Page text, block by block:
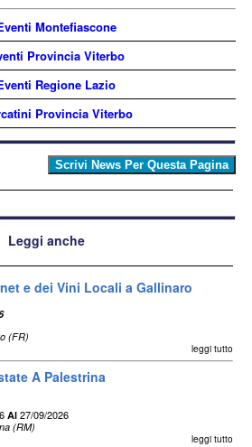
Montefiascone
Provincia Viterbo
Regione Lazio
Provincia Viterbo
Leggi anche
e dei Vini Locali a Gallinaro
(FR)
leggi tutto
A Palestrina
Al 27/09/2026
(RM)
leggi tutto